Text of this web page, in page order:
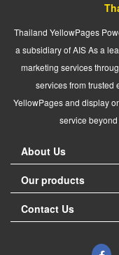
Thailand YellowPages
a subsidiary of AIS As a
marketing services
services from trusted
YellowPages and display
service
About Us
Our products
Contact Us